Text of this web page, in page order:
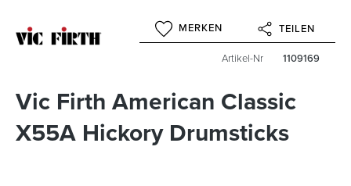
MERKEN TEILEN
Artikel-Nr 1109169
Vic Firth American Classic
X55A Hickory Drumsticks